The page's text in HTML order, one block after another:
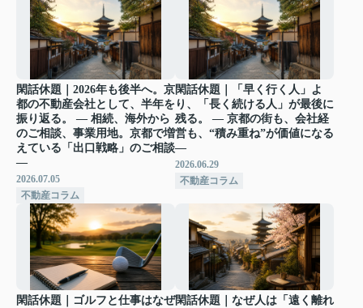
閑話休題｜2026年も後半へ。京
都の不動産会社として、半年を
振り返る。 ― 相続、海外から
のご相談、事業用地。京都で増
えている「出口戦略」のご相談
―
2026.07.05
不動産コラム
閑話休題｜「早く行く人」よ
り、「長く続ける人」が最後に
残る。 ― 京都の街も、会社経
営も、“積み重ね”が価値になる
―
2026.06.29
不動産コラム
閑話休題｜ゴルフと仕事はなぜ閑話休題｜なぜ人は「遠く離れ